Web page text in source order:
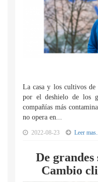
La casa y los cultivos
por el deshielo de los
compañías más
no opera en...
2022-08-23 Leer
De grandes
Cambio